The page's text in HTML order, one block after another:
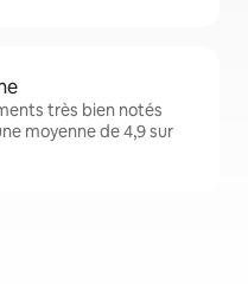
très bien notés
moyenne de 4,9 sur